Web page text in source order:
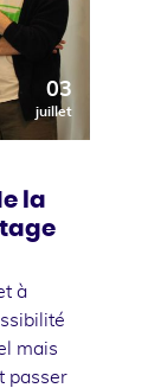
03
juillet
la
à
mais
passer